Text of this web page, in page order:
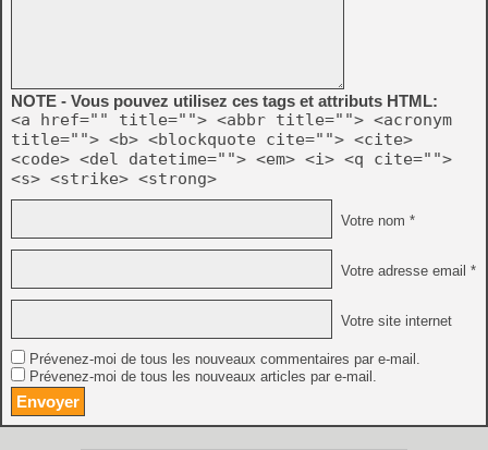
NOTE - Vous pouvez utilisez ces tags et attributs HTML:
<a href="" title=""> <abbr title=""> <acronym
title=""> <b> <blockquote cite=""> <cite>
<code> <del datetime=""> <em> <i> <q cite="">
<s> <strike> <strong>
Votre nom *
Votre adresse email *
Votre site internet
Prévenez-moi de tous les nouveaux commentaires par e-mail.
Prévenez-moi de tous les nouveaux articles par e-mail.